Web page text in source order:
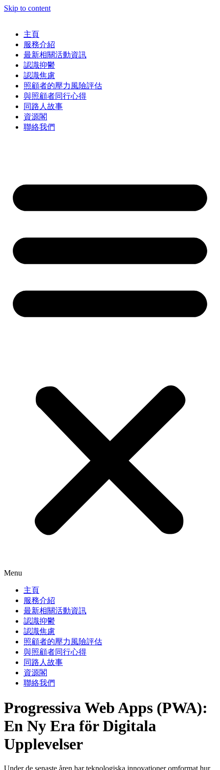
Skip to content
主頁
服務介紹
最新相關活動資訊
認識抑鬱
認識焦慮
照顧者的壓力風險評估
與照顧者同行心得
同路人故事
資源閣
聯絡我們
Menu
主頁
服務介紹
最新相關活動資訊
認識抑鬱
認識焦慮
照顧者的壓力風險評估
與照顧者同行心得
同路人故事
資源閣
聯絡我們
Progressiva Web Apps (PWA):
En Ny Era för Digitala
Upplevelser
Under de senaste åren har teknologiska innovationer omformat hur